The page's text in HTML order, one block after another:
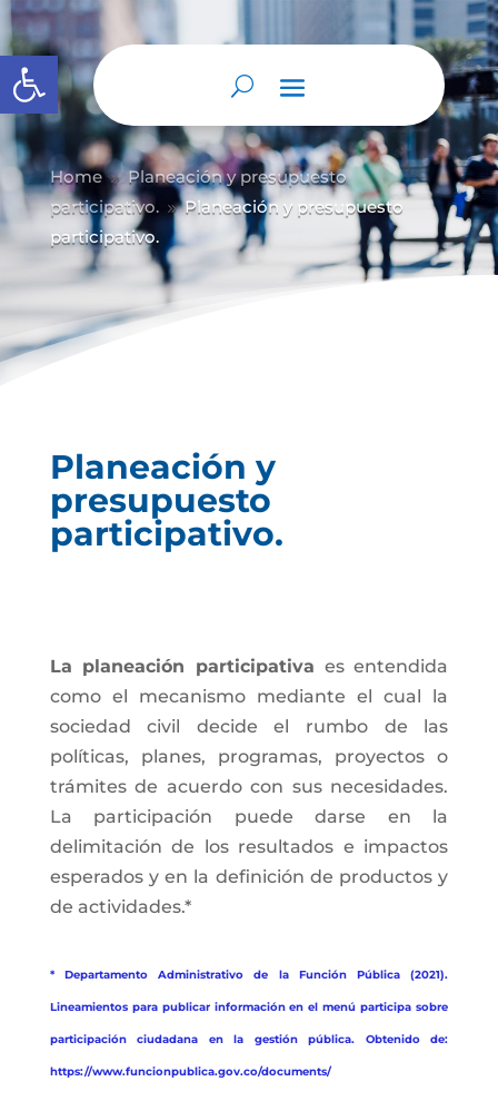
Abrir barra de herramientas
Home 9 Planeación y presupuesto
participativo. 9 Planeación y presupuesto
participativo.
Planeación y
presupuesto
participativo.
La planeación participativa es entendida
como el mecanismo mediante el cual la
sociedad civil decide el rumbo de las
políticas, planes, programas, proyectos o
trámites de acuerdo con sus necesidades.
La participación puede darse en la
delimitación de los resultados e impactos
esperados y en la definición de productos y
de actividades.*
* Departamento Administrativo de la Función Pública (2021).
Lineamientos para publicar información en el menú participa sobre
participación ciudadana en la gestión pública. Obtenido de:
https://www.funcionpublica.gov.co/documents/